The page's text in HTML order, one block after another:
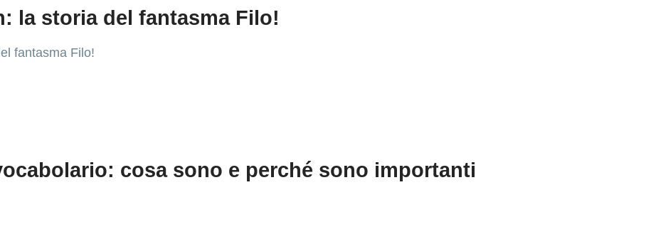
la storia del fantasma Filo!
fantasma Filo!
cosa sono e perché sono importanti